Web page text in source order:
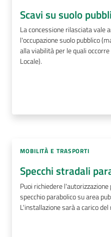
Scavi su suolo
La concessione rilasciata vale
l'occupazione suolo pubblico
alla viabilità per le quali
Locale).
MOBILITÀ E TRASPORTI
Specchi stradali
Puoi richiedere l'autorizzazione
specchio parabolico su area
L'installazione sarà a carico del